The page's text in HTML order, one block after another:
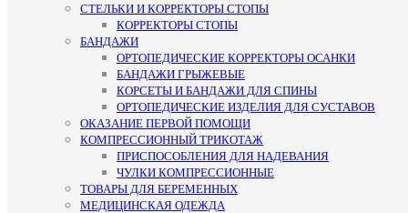
СТЕЛЬКИ И КОРРЕКТОРЫ СТОПЫ
КОРРЕКТОРЫ СТОПЫ
БАНДАЖИ
ОРТОПЕДИЧЕСКИЕ КОРРЕКТОРЫ ОСАНКИ
БАНДАЖИ ГРЫЖЕВЫЕ
КОРСЕТЫ И БАНДАЖИ ДЛЯ СПИНЫ
ОРТОПЕДИЧЕСКИЕ ИЗДЕЛИЯ ДЛЯ СУСТАВОВ
ОКАЗАНИЕ ПЕРВОЙ ПОМОЩИ
КОМПРЕССИОННЫЙ ТРИКОТАЖ
ПРИСПОСОБЛЕНИЯ ДЛЯ НАДЕВАНИЯ
ЧУЛКИ КОМПРЕССИОННЫЕ
ТОВАРЫ ДЛЯ БЕРЕМЕННЫХ
МЕДИЦИНСКАЯ ОДЕЖДА